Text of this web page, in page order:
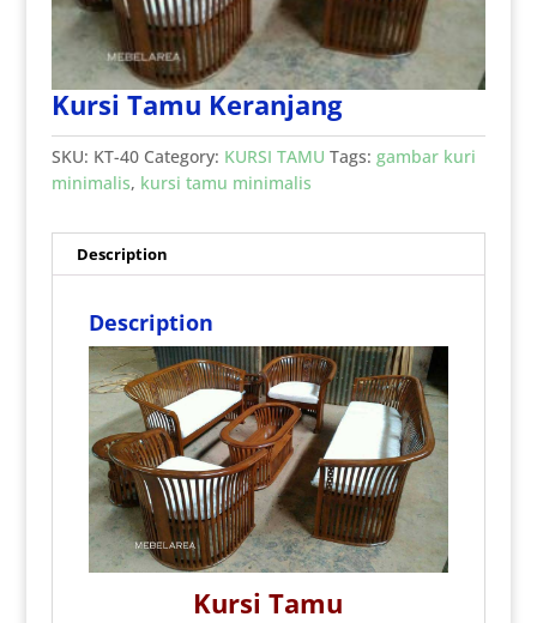
Kursi Tamu Keranjang
SKU: KT-40 Category: KURSI TAMU Tags: gambar kuri
minimalis, kursi tamu minimalis
Description
Description
Kursi Tamu